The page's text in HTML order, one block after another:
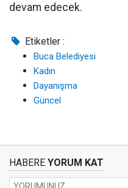
devam edecek.
Etiketler :
Buca Belediyesi
Kadın
Dayanışma
Güncel
HABERE YORUM KAT